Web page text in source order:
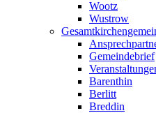
Wootz
Wustrow
Gemeindebrief
Barenthin
Berlitt
Breddin